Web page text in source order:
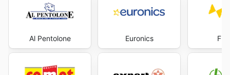
Al Pentolone Euronics